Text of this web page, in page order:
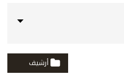
أرشيف